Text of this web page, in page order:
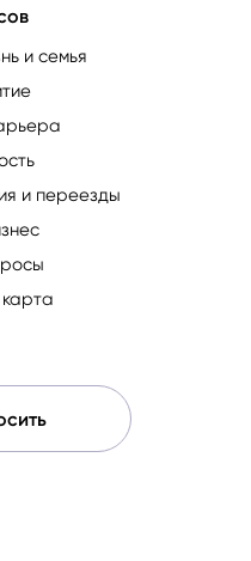
и семья
и переезды